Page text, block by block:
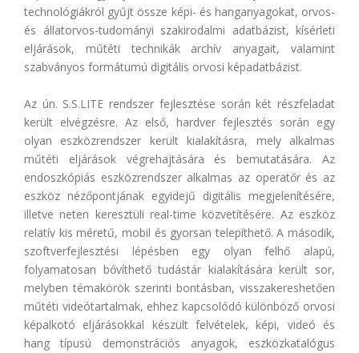
technológiákról gyűjt össze képi- és hanganyagokat, orvos-
és állatorvos-tudományi szakirodalmi adatbázist, kísérleti
eljárások, műtéti technikák archív anyagait, valamint
szabványos formátumú digitális orvosi képadatbázist.
Az ún. S.S.LITE rendszer fejlesztése során két részfeladat
került elvégzésre. Az első, hardver fejlesztés során egy
olyan eszközrendszer került kialakításra, mely alkalmas
műtéti eljárások végrehajtására és bemutatására. Az
endoszkópiás eszközrendszer alkalmas az operatőr és az
eszköz nézőpontjának egyidejű digitális megjelenítésére,
illetve neten keresztüli real-time közvetítésére. Az eszköz
relatív kis méretű, mobil és gyorsan telepíthető. A második,
szoftverfejlesztési lépésben egy olyan felhő alapú,
folyamatosan bővíthető tudástár kialakítására került sor,
melyben témakörök szerinti bontásban, visszakereshetően
műtéti videótartalmak, ehhez kapcsolódó különböző orvosi
képalkotó eljárásokkal készült felvételek, képi, videó és
hang típusú demonstrációs anyagok, eszközkatalógus